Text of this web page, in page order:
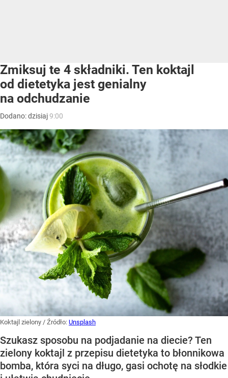
Zmiksuj te 4 składniki. Ten koktajl
od dietetyka jest genialny
na odchudzanie
Dodano:dzisiaj9:00
Koktajl zielony / Źródło: Unsplash
Szukasz sposobu na podjadanie na diecie? Ten
zielony koktajl z przepisu dietetyka to błonnikowa
bomba, która syci na długo, gasi ochotę na słodkie